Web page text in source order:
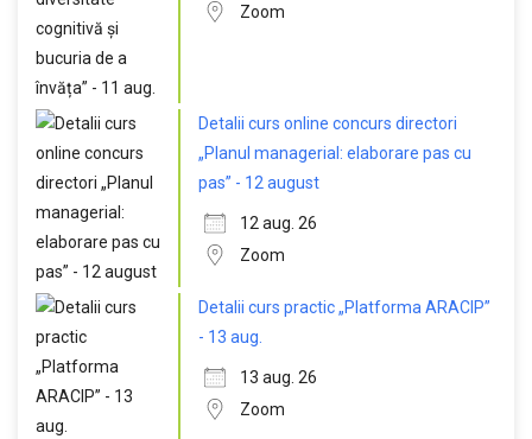
Zoom
Detalii curs online concurs directori
„Planul managerial: elaborare pas cu
pas” - 12 august
12 aug. 26
Zoom
Detalii curs practic „Platforma ARACIP”
- 13 aug.
13 aug. 26
Zoom